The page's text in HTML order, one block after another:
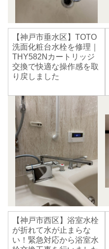
【神戸市垂水区】TOTO
洗面化粧台水栓を修理｜
THY582Nカートリッジ
交換で快適な操作感を取
り戻しました
【神戸市西区】浴室水栓
が折れて水が止まらな
い！緊急対応から浴室水